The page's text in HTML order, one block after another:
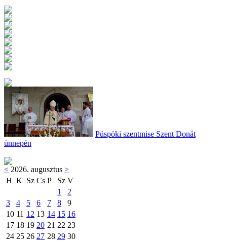
Püspöki szentmise Szent Donát
ünnepén
< 2026. augusztus >
H K Sz Cs P Sz V
1
2
3
4 5 6 7 8
9
10 11 12 13 14 15 16
17 18 19 20 21 22 23
24 25 26 27 28 29 30